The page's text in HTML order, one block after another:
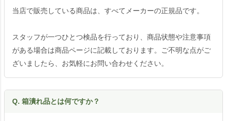
当店で販売している商品は、すべてメーカーの正規品です。
スタッフが一つひとつ検品を行っており、商品状態や注意事項
がある場合は商品ページに記載しております。ご不明な点がご
ざいましたら、お気軽にお問い合わせください。
Q. 箱潰れ品とは何ですか？